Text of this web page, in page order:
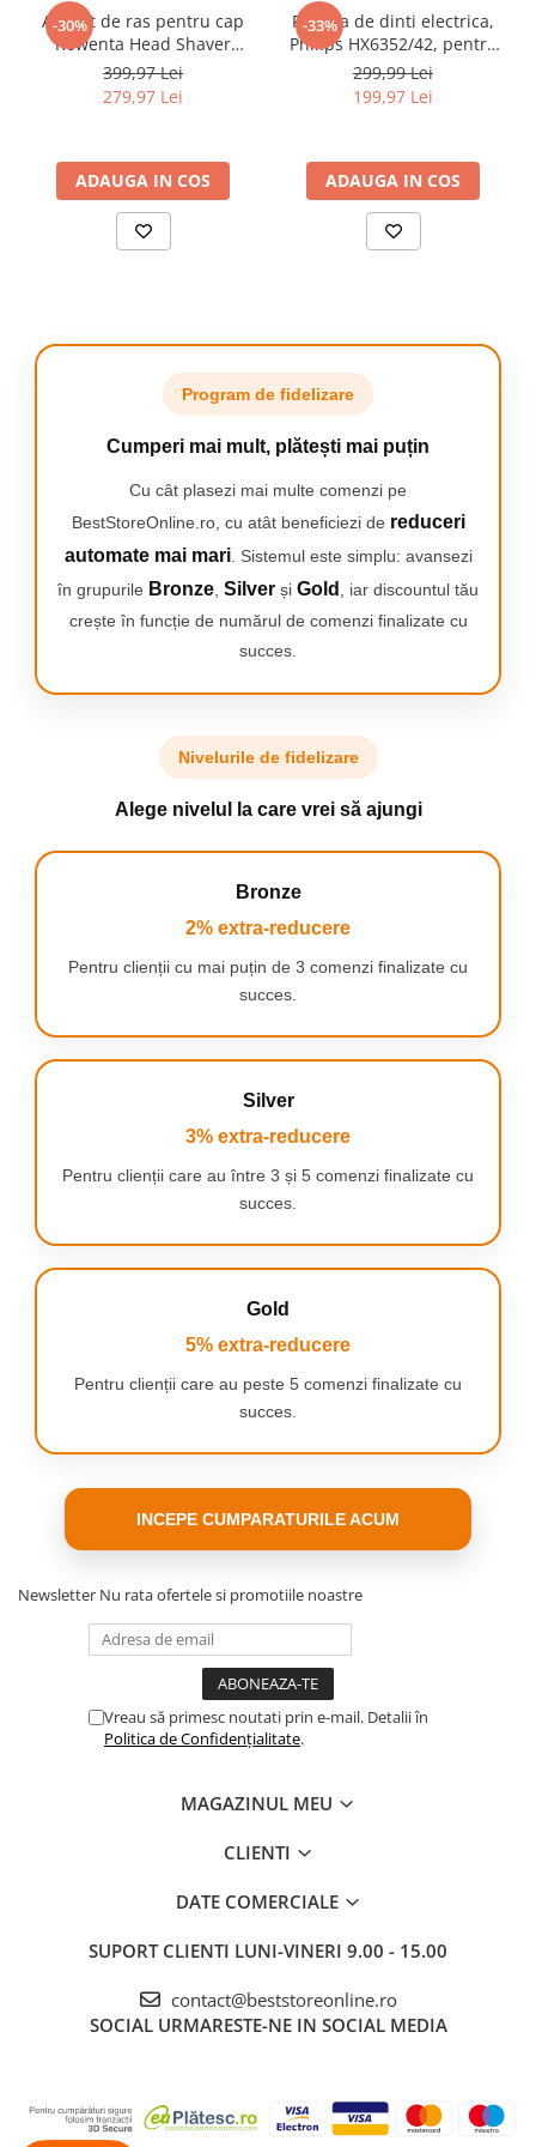
Camping
Componente si Piese Biciclete
Lumini bicicleta
TV, Audio-Video & Foto
Boxe Portabile
Videoproiectoare
gingiilor.
Probleme dermatologice
- un otoscop ajută la detectarea la
timp a oricăror leziuni ale pielii, infecții sau paraziți.
Curățarea urechilor animalelor
Verificarea stării părului și a scalpului
SPECIFICAȚII
1080P HD
Unghi de vizualizare:panoramic la 360°
Conectivitate:aplicație iOS/Android
USB tip C
Timp de funcționare:până la 90 de minute de utilizare
continuă
Capsule din silicon sigure și înlocuibile incluse în set:
bucăți
DE CE SĂ UTILIZAȚI UN OTOSCOP?
În primul rând,veți detecta rapid și în siguranță orice
nereguli din corpul dumneavoastră
Monitorizează eficientsănătateata și a celor dragi.
diferitelor zone greu accesibile ale corpului, cum ar fi nasul sau
cavitatea bucală.
Îndepărtareprecisă și confortabilă a cerumenului.
-30%
Aparat de ras pentru cap
Rowenta Head Shaver
TN3110E0, pana la 80
minute autonomie, 7300
0.1 mm, tehnologia
GentleSkin, Wet & Dry, husa
inclus
399,97 Lei
279,97 Lei
ADAUGA IN COS
-33%
Periuta de dinti electrica,
Philips HX6352/42, pentru
copii, 2 programe de
curatare, Roz
299,99 Lei
199,97 Lei
ADAUGA IN COS
Program de fidelizare
Cumperi mai mult, plătești mai puțin
Cu cât plasezi mai multe comenzi pe
BestStoreOnline.ro, cu atât beneficiezi de reduceri
automate mai mari. Sistemul este simplu: avansezi
în grupurile Bronze, Silver și Gold , iar discountul tău
crește în funcție de numărul de comenzi finalizate cu
succes.
Nivelurile de fidelizare
Alege nivelul la care vrei să ajungi
Bronze
2% extra-reducere
Pentru clienții cu mai puțin de 3 comenzi finalizate cu
succes.
Silver
3% extra-reducere
Pentru clienții care au între 3 și 5 comenzi finalizate cu
succes.
Gold
5% extra-reducere
Pentru clienții care au peste 5 comenzi finalizate cu
succes.
INCEPE CUMPARATURILE ACUM
Newsletter Nu rata ofertele si promotiile noastre
Vreau să primesc noutati prin e-mail. Detalii în
Politica de Confidențialitate.
MAGAZINUL MEU
CLIENTI
DATE COMERCIALE
SUPORT CLIENTI LUNI-VINERI 9.00 - 15.00
contact@beststoreonline.ro
SOCIAL URMARESTE-NE IN SOCIAL MEDIA